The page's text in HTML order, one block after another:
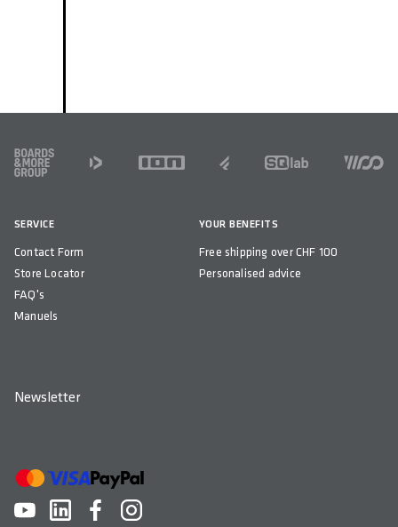
FOOTER
SERVICE
Contact Form
Store Locator
FAQ's
Manuels
YOUR BENEFITS
Free shipping over CHF 100
Personalised advice
Newsletter